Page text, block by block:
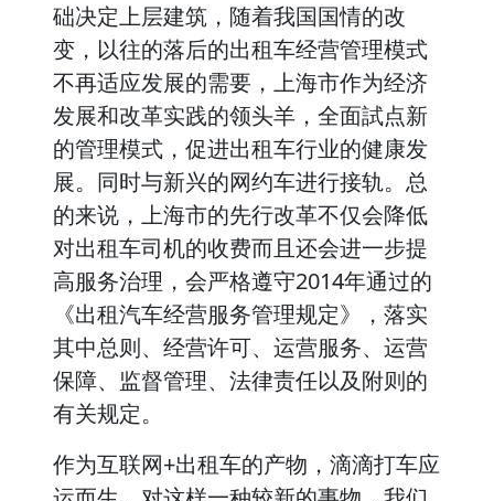
础决定上层建筑，随着我国国情的改
变，以往的落后的出租车经营管理模式
不再适应发展的需要，上海市作为经济
发展和改革实践的领头羊，全面試点新
的管理模式，促进出租车行业的健康发
展。同时与新兴的网约车进行接轨。总
的来说，上海市的先行改革不仅会降低
对出租车司机的收费而且还会进一步提
高服务治理，会严格遵守2014年通过的
《出租汽车经营服务管理规定》，落实
其中总则、经营许可、运营服务、运营
保障、监督管理、法律责任以及附则的
有关规定。
作为互联网+出租车的产物，滴滴打车应